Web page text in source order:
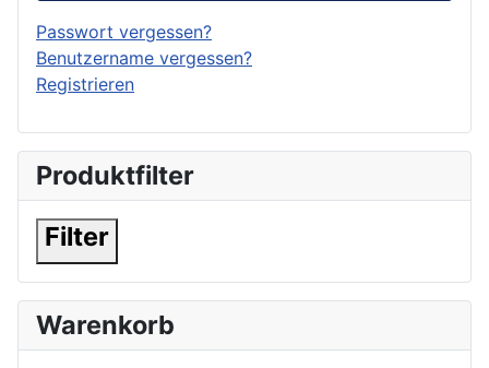
Passwort vergessen?
Benutzername vergessen?
Registrieren
Produktfilter
Filter
Warenkorb